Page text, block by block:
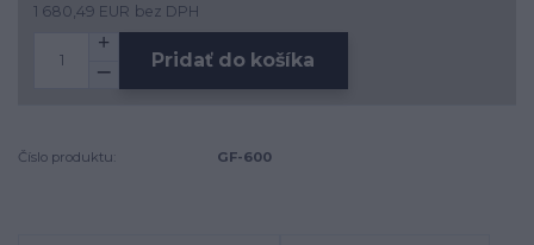
1 680,49 EUR bez DPH
Pridať do košíka
Číslo produktu: GF-600